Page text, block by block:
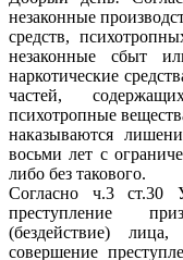
незаконные
средств,
незаконные сбыт
наркотические
частей,
психотропные
наказываются
восьми лет с
либо без такового.
Согласно ч.3 ст.30
преступление
(бездействие)
совершение